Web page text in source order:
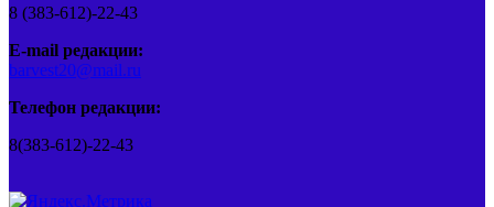
8 (383-612)-22-43
E-mail редакции:
barvest20@mail.ru
Телефон редакции:
8(383-612)-22-43